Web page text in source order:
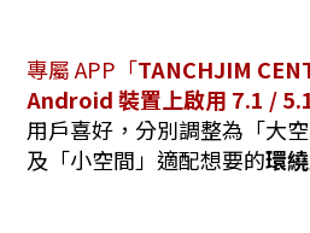
專屬 APP「TANCHJIM
Android 裝置上啟用 7.1 /
用戶喜好，分別調整為「大
及「小空間」適配想要的環